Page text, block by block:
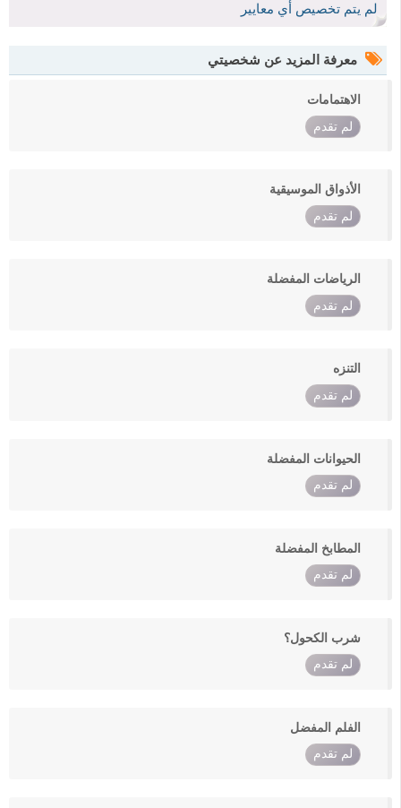
لم يتم تخصيص أي معايير
معرفة المزيد عن شخصيتي
الاهتمامات
لم تقدم
الأذواق الموسيقية
لم تقدم
الرياضات المفضلة
لم تقدم
التنزه
لم تقدم
الحيوانات المفضلة
لم تقدم
المطابخ المفضلة
لم تقدم
شرب الكحول؟
لم تقدم
الفلم المفضل
لم تقدم